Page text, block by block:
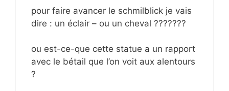
pour faire avancer le schmilblick je vais
dire : un éclair – ou un cheval ???????
ou est-ce-que cette statue a un rapport
avec le bétail que l’on voit aux alentours
?